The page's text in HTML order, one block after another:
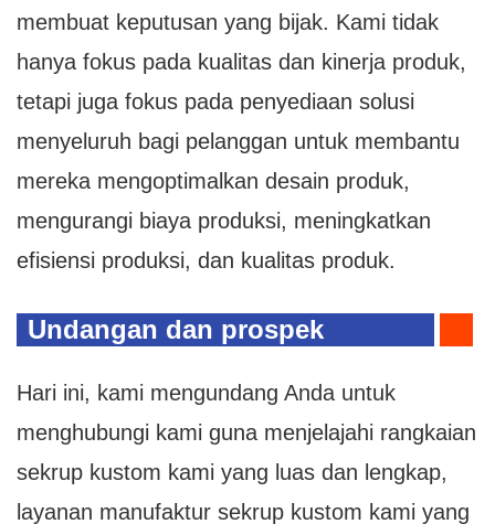
membuat keputusan yang bijak. Kami tidak
hanya fokus pada kualitas dan kinerja produk,
tetapi juga fokus pada penyediaan solusi
menyeluruh bagi pelanggan untuk membantu
mereka mengoptimalkan desain produk,
mengurangi biaya produksi, meningkatkan
efisiensi produksi, dan kualitas produk.
Undangan dan prospek
Hari ini, kami mengundang Anda untuk
menghubungi kami guna menjelajahi rangkaian
sekrup kustom kami yang luas dan lengkap,
layanan manufaktur sekrup kustom kami yang